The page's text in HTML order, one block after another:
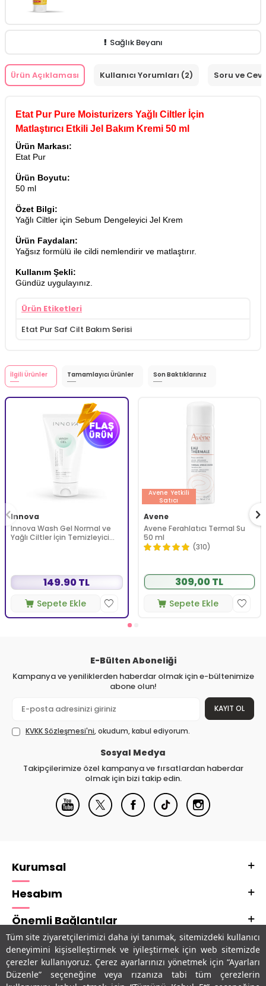
Tüm site ziyaretçilerimizi daha iyi tanımak, sitemizdeki kullanıcı
deneyimini kişiselleştirmek ve iyileştirmek için web sitemizde
çerezler kullanıyoruz. Çerez ayarlarınızı yönetmek için “Ayarları
Düzenle” seçeneğine veya rızanıza tabi tüm çerezlerin
Sağlık Beyanı
Ürün Açıklaması Kullanıcı Yorumları (2) Soru ve
Etat Pur Pure Moisturizers Yağlı Ciltler İçin
Matlaştırıcı Etkili Jel Bakım Kremi 50 ml
Ürün Markası:
Etat Pur
Ürün Boyutu:
50 ml
Özet Bilgi:
Yağlı Ciltler için Sebum Dengeleyici Jel Krem
Ürün Faydaları:
Yağsız formülü ile cildi nemlendirir ve matlaştırır.
Kullanım Şekli:
Gündüz uygulayınız.
Ürün Etiketleri
Etat Pur Saf Cilt Bakım Serisi
İlgili Ürünler Tamamlayıcı Ürünler Son Baktıklarınız
Innova
Innova Wash Gel Normal ve
Yağlı Ciltler İçin Temizleyici
149.90 TL
Sepete Ekle
Avene Yetkili
Satıcı
Avene
Avene Ferahlatıcı Termal Su
50 ml
(310)
309,00 TL
Sepete Ekle
E-Bülten Aboneliği
Kampanya ve yeniliklerden haberdar olmak için e-bültenimize
abone olun!
KAYIT OL
KVKK Sözleşmesi'ni, okudum, kabul ediyorum.
Sosyal Medya
Takipçilerimize özel kampanya ve fırsatlardan haberdar
olmak için bizi takip edin.
Kurumsal
Hesabım
Önemli Bağlantılar
Adres & İletişim
Uygulamalarımız